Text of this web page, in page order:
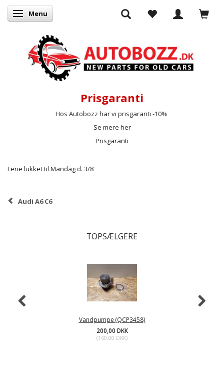
Skifte navigation
Menu
Prisgaranti
Hos Autobozz har vi prisgaranti -10%
Se mere her
Prisgaranti
Ferie lukket til Mandag d. 3/8
Audi A6 C6
TOPSÆLGERE
Vandpumpe (QCP3458)
200,00 DKK
(160,00 DKK)